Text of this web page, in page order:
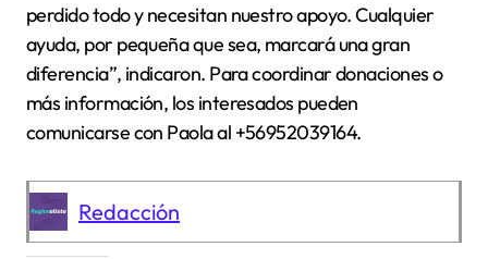
perdido todo y necesitan nuestro apoyo. Cualquier
ayuda, por pequeña que sea, marcará una gran
diferencia”, indicaron. Para coordinar donaciones o
más información, los interesados pueden
comunicarse con Paola al +56952039164.
Redacción